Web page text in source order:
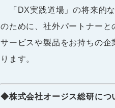
「DX実践道場」の将来的
のために、社外パートナー
サービスや製品をお持ちの
ります。
◆株式会社オージス総研につ